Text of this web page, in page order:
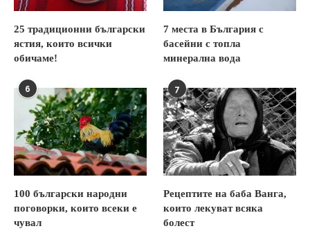
25 традиционни български
ястия, които всички
обичаме!
7 места в България с
басейни с топла
минерална вода
6
100 български народни
поговорки, които всеки е
чувал
7
Рецептите на баба Ванга,
които лекуват всяка
болест